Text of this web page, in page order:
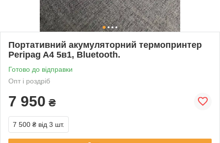
Портативний акумуляторний термопринтер
Peripag A4 5в1, Bluetooth.
Готово до відправки
Опт і роздріб
7 950 ₴
7 500 ₴ від 3 шт.